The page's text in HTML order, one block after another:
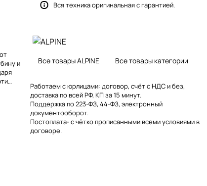
и
по
Вся техника оригинальная с гарантией.
Все товары ALPINE Все товары категории
Работаем с юрлицами: договор, счёт с НДС и без,
доставка по всей РФ, КП за 15 минут.
Поддержка по 223-ФЗ, 44-ФЗ, электронный
документооборот.
Постоплата- с чётко прописанными всеми условиями в
договоре.